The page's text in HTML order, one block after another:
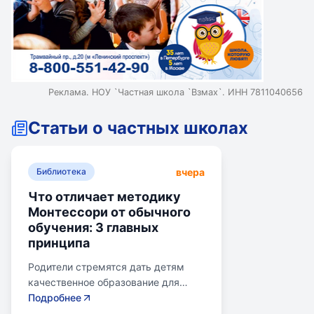
Реклама. НОУ `Частная школа `Взмах`. ИНН 7811040656
Статьи о частных школах
Библиотека вчера
Что отличает методику
Монтессори от обычного
обучения: 3 главных
принципа
Родители стремятся дать детям
качественное образование для
лучшего будущего. Обучение по
Подробнее